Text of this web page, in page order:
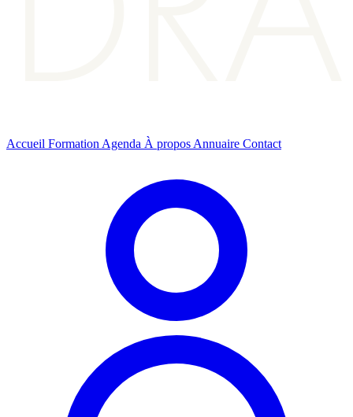
Accueil Formation Agenda À propos Annuaire Contact